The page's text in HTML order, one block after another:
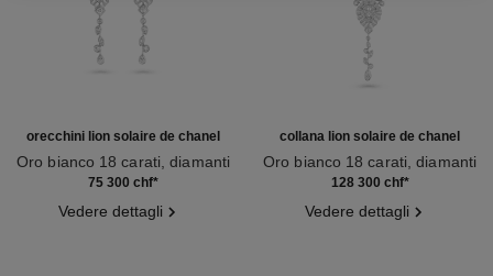
orecchini lion solaire de chanel
Oro bianco 18 carati, diamanti
Ref. J6542275 300 chf*
Vedere dettagli
collana lion solaire de chanel
Oro bianco 18 carati, diamanti
Ref. J65377128 300 chf*
Vedere dettagli